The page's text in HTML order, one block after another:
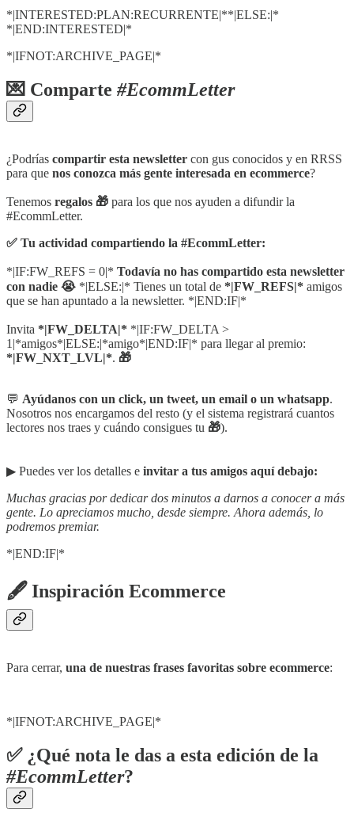
*|INTERESTED:PLAN:RECURRENTE|**|ELSE:|*
*|END:INTERESTED|*
*|IFNOT:ARCHIVE_PAGE|*
💌 Comparte #EcommLetter
¿Podrías compartir esta newsletter con gus conocidos y en RRSS
para que nos conozca más gente interesada en ecommerce?
Tenemos regalos 🎁 para los que nos ayuden a difundir la
#EcommLetter.
✅ Tu actividad compartiendo la #EcommLetter:
*|IF:FW_REFS = 0|* Todavía no has compartido esta newsletter
con nadie 😭 *|ELSE:|* Tienes un total de *|FW_REFS|* amigos
que se han apuntado a la newsletter. *|END:IF|*
Invita *|FW_DELTA|* *|IF:FW_DELTA >
1|*amigos*|ELSE:|*amigo*|END:IF|* para llegar al premio:
*|FW_NXT_LVL|*. 🎁
💬 Ayúdanos con un click, un tweet, un email o un whatsapp.
Nosotros nos encargamos del resto (y el sistema registrará cuantos
lectores nos traes y cuándo consigues tu 🎁).
▶︎ Puedes ver los detalles e invitar a tus amigos aquí debajo:
Muchas gracias por dedicar dos minutos a darnos a conocer a más
gente. Lo apreciamos mucho, desde siempre. Ahora además, lo
podremos premiar.
*|END:IF|*
🖋 Inspiración Ecommerce
Para cerrar, una de nuestras frases favoritas sobre ecommerce:
*|IFNOT:ARCHIVE_PAGE|*
✅ ¿Qué nota le das a esta edición de la
#EcommLetter?